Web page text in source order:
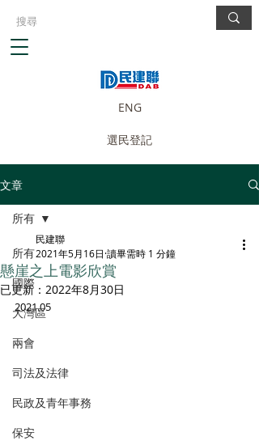
ENG
選民登記
文章
所有
國際
大灣區
兩會
司法及法律
民政及青年事務
保安
所有
懸崖之上電影欣賞
民建聯
2021年5月16日 讀畢需時 1 分鐘
已更新： 2022年8月30日
2021.05